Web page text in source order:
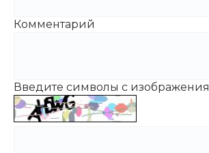
Комментарий
Введите символы с изображения